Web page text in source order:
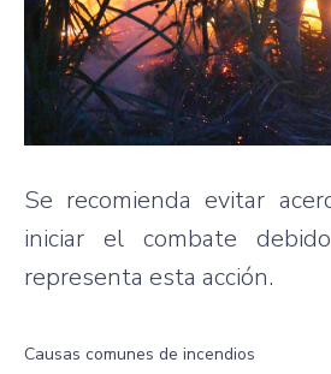
Se recomienda evitar
iniciar el combate
representa esta acción.
Causas comunes de incendios